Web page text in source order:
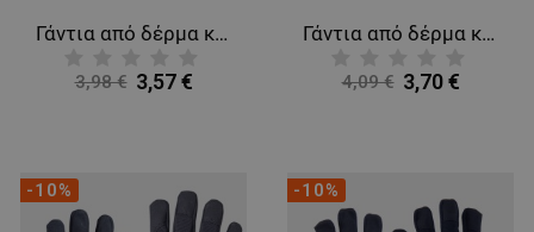
Γάντια από δέρμα και ύφασμα THOMSON
3,98 € 3,57 €
Γάντια από δέρμα και ύφασμα THOMSON PETROL BLUE
4,09 € 3,70 €
-10% -10%